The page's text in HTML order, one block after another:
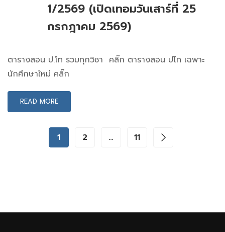
1/2569 (เปิดเทอมวันเสาร์ที่ 25
กรกฎาคม 2569)
ตารางสอน ป.โท รวมทุกวิชา คลิ๊ก ตารางสอน ปโท เฉพาะ
นักศึกษาใหม่ คลิ๊ก
READ MORE
1 2 … 11